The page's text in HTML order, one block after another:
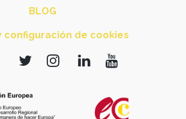
BLOG
configuración de cookies